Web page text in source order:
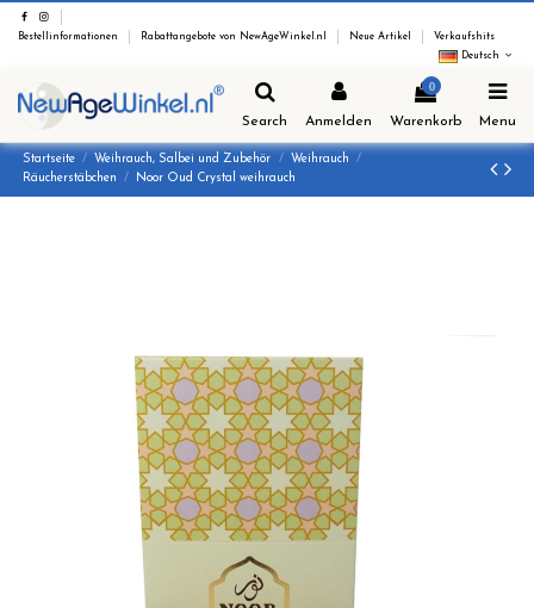
Bestellinformationen Rabattangebote von NewAgeWinkel.nl Neue Artikel
Verkaufshits
Deutsch
Search Anmelden
0
Warenkorb Menu
Startseite Weihrauch, Salbei und Zubehör
Weihrauch
Räucherstäbchen
Noor Oud Crystal weihrauch